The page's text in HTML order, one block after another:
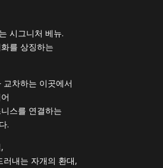
시그니처 베뉴.
를 상징하는
차하는 이곳에서
스를 연결하는
.
러내는 자개의 환대,